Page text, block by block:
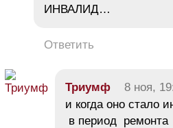
ИНВАЛИД…
Ответить
Триумф 8 ноя,
и когда оно стало
в период ремонта